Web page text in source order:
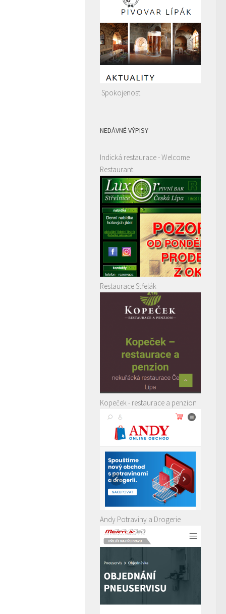
Spokojenost
NEDÁVNÉ VÝPISY
Indická restaurace - Welcome
Restaurant
Restaurace Střelák
Kopeček - restaurace a penzion
Andy Potraviny a Drogerie